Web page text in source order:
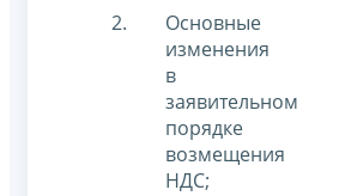
Основные
изменения
в
заявительном
порядке
возмещения
НДС;